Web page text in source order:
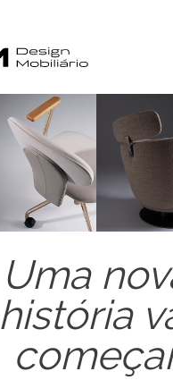
Uma
história